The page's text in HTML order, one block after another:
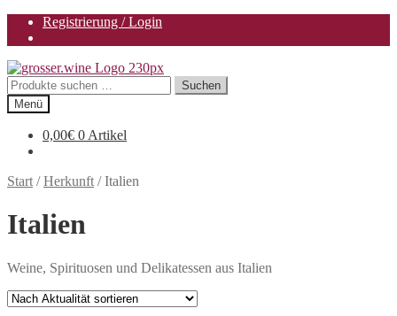
Registrierung / Login
Zur
Navigation
springen
Zum
Inhalt
springen
Suchen
nach:
Suchen
Menü
0,00€ 0 Artikel
Start /Herkunft /Italien
Italien
Weine, Spirituosen und Delikatessen aus Italien